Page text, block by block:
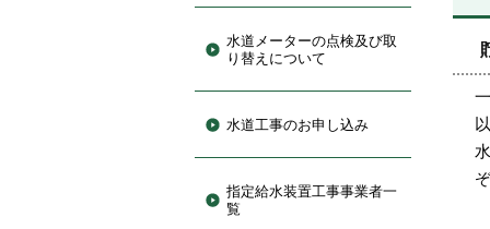
水道メーターの点検及び取
り替えについて
水道工事のお申し込み
指定給水装置工事事業者一
覧